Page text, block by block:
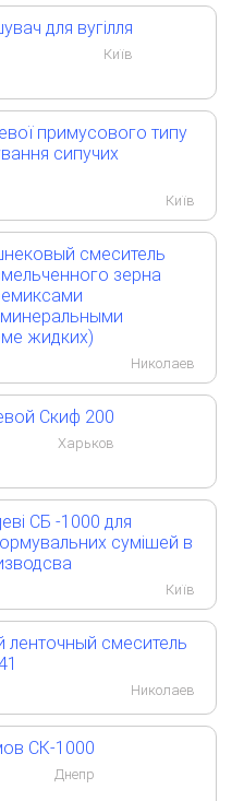
для вугілля
Київ
примусового типу
сипучих
Київ
смеситель
зерна
жидких)
Николаев
Скиф 200
Харьков
СБ -1000 для
сумішей в
Київ
ленточный смеситель
Николаев
СК-1000
Днепр